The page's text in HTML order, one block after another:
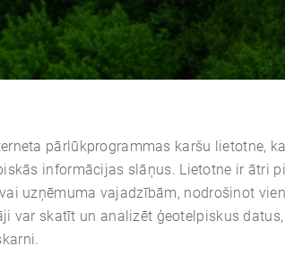
pārlūkprogrammas karšu lietotne,
informācijas slāņus. Lietotne ir ātri
uzņēmuma vajadzībām, nodrošinot
var skatīt un analizēt ģeotelpiskus